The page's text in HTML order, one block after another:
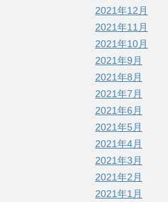
2021年12月
2021年11月
2021年10月
2021年9月
2021年8月
2021年7月
2021年6月
2021年5月
2021年4月
2021年3月
2021年2月
2021年1月